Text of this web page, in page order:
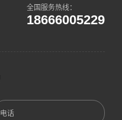
全国服务热线：
18666005229
电话